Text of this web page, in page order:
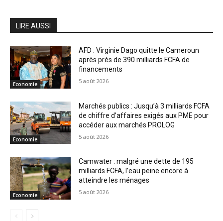
LIRE AUSSI
Economie
AFD : Virginie Dago quitte le Cameroun
après près de 390 milliards FCFA de
financements
5 août 2026
Economie
Marchés publics : Jusqu’à 3 milliards FCFA
de chiffre d’affaires exigés aux PME pour
accéder aux marchés PROLOG
5 août 2026
Economie
Camwater : malgré une dette de 195
milliards FCFA, l’eau peine encore à
atteindre les ménages
5 août 2026